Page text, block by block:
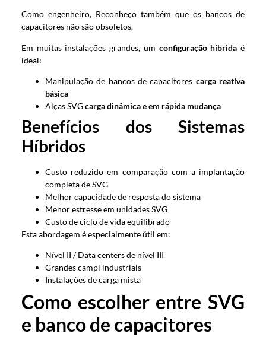
Como engenheiro, Reconheço também que os bancos de
capacitores não são obsoletos.
Em muitas instalações grandes, um configuração híbrida é
ideal:
Manipulação de bancos de capacitores carga reativa
básica
Alças SVGcarga dinâmica e em rápida mudança
Benefícios dos Sistemas
Híbridos
Custo reduzido em comparação com a implantação
completa de SVG
Melhor capacidade de resposta do sistema
Menor estresse em unidades SVG
Custo de ciclo de vida equilibrado
Esta abordagem é especialmente útil em:
Nível II / Data centers de nível III
Grandes campi industriais
Instalações de carga mista
Como escolher entre SVG
e banco de capacitores